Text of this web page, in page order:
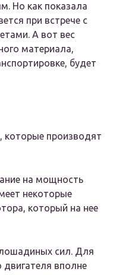
Но как показала
при встрече с
А вот вес
материала,
будет
производят
на мощность
некоторые
который на нее
сил. Для
вполне